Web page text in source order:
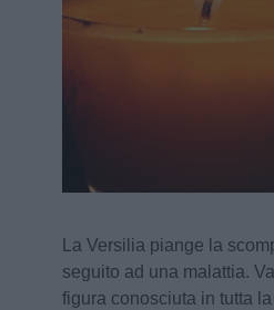
La Versilia piange la
seguito ad una malattia.
figura conosciuta in tutta